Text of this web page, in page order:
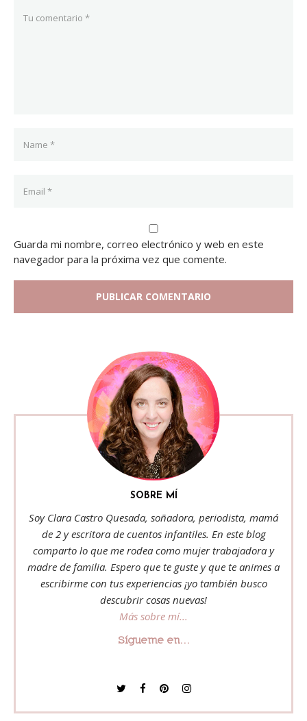
Guarda mi nombre, correo electrónico y web en este
navegador para la próxima vez que comente.
SOBRE MÍ
Soy Clara Castro Quesada, soñadora, periodista, mamá
de 2 y escritora de cuentos infantiles. En este blog
comparto lo que me rodea como mujer trabajadora y
madre de familia. Espero que te guste y que te animes a
escribirme con tus experiencias ¡yo también busco
descubrir cosas nuevas!
Más sobre mí...
Sígueme en...